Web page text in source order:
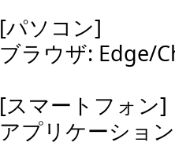
[パソコン]
ブラウザ: Edge/
[スマートフォン]
アプリケーショ